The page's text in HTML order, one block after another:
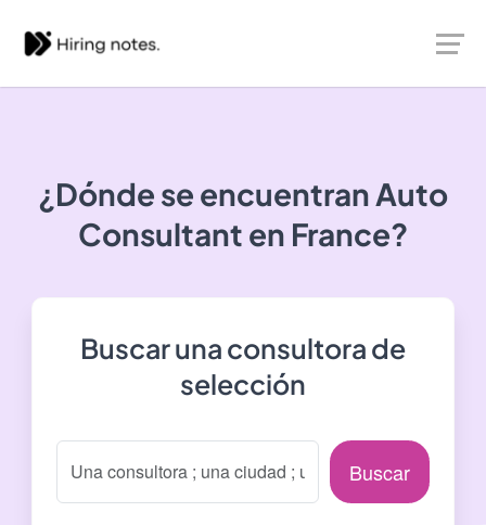
¿Dónde se encuentranAuto
Consultant en France?
Buscar una consultora de
selección
Buscar